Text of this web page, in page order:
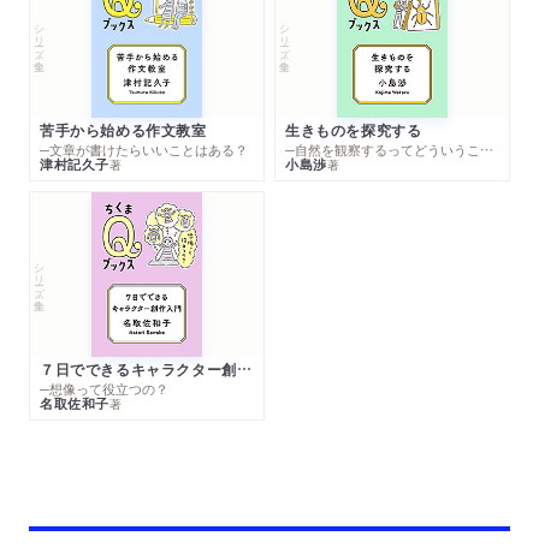
シリーズ・全集
苦手から始める作文教室
─文章が書けたらいいことはある？
津村記久子著
シリーズ・全集
生きものを探究する
─自然を観察するってどういうこと？
小島渉著
シリーズ・全集
７日でできるキャラクター創作入門
─想像って役立つの？
名取佐和子著